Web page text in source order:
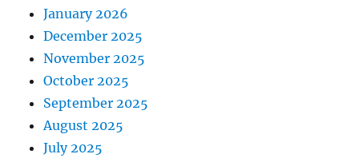
January 2026
December 2025
November 2025
October 2025
September 2025
August 2025
July 2025